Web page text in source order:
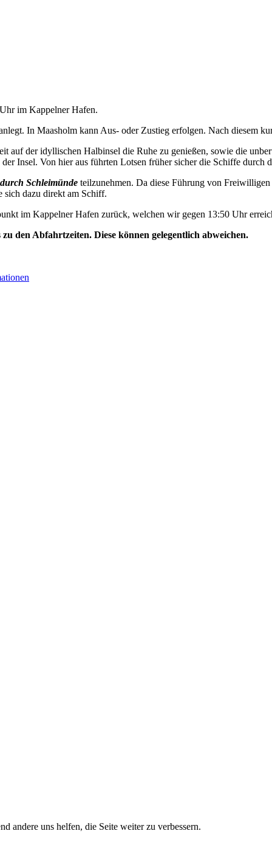
im Kappelner Hafen.
In Maasholm kann Aus- oder Zustieg erfolgen. Nach diesem
auf der idyllischen Halbinsel die Ruhe zu genießen, sowie die
Insel. Von hier aus führten Lotsen früher sicher die Schiffe durch
Schleimünde teilzunehmen. Da diese Führung von
dazu direkt am Schiff.
im Kappelner Hafen zurück, welchen wir gegen 13:50 Uhr
den Abfahrtzeiten. Diese können gelegentlich abweichen.
andere uns helfen, die Seite weiter zu verbessern.